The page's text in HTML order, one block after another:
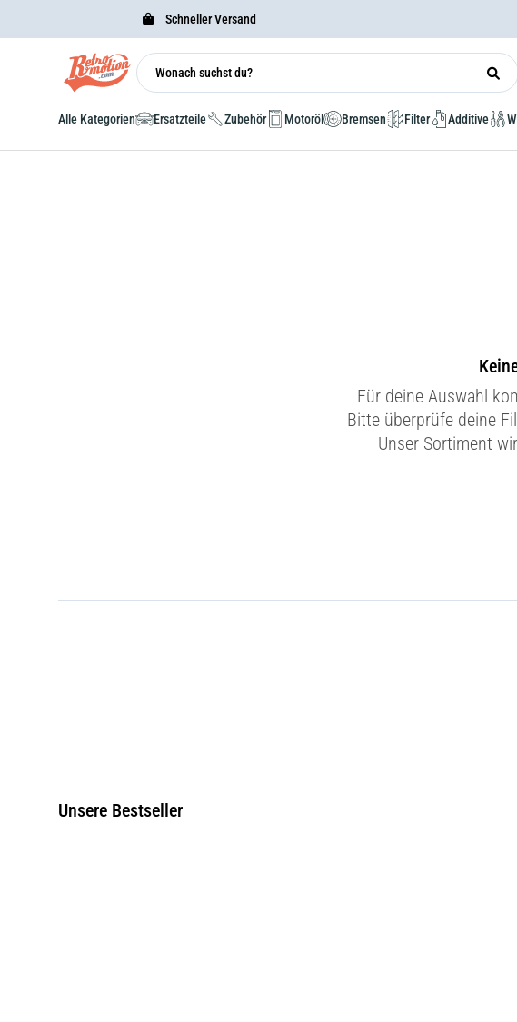
Schneller Versand
Alle Kategorien Ersatzteile Zubehör Motoröl Bremsen Filter Additive
Für deine Auswahl
Bitte überprüfe deine
Unser Sortiment
Unsere Bestseller